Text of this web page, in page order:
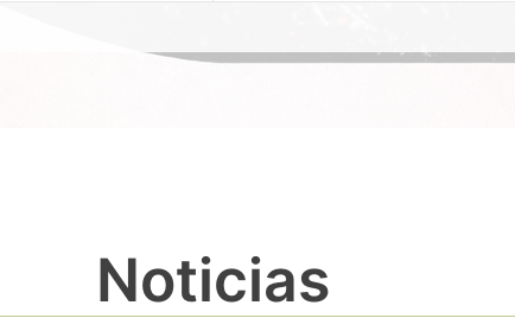
Noticias